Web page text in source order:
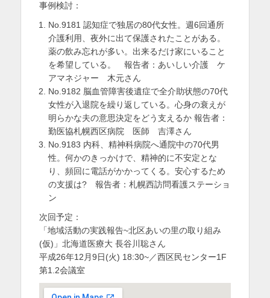
事例検討：
No.9181 認知症で独居の80代女性。週6回通所
介護利用、夜外に出て保護されたことがある。
薬の飲み忘れが多い。出来るだけ家にいること
を希望している。 報告者：あいしい介護 ケ
アマネジャー 木元さん
No.9182 脳血管障害後遺症で全介助状態の70代
女性が入退院を繰り返している。心身の衰えが
明らかな夫の意思決定をどう支えるか 報告者：
勤医協札幌西区病院 医師 吉澤さん
No.9183 内科、精神科病院へ通院中の70代男
性。何かのきっかけで、精神的に不安定とな
り、頻回に電話がかかってくる。安心するため
の支援は? 報告者：札幌西訪問看護ステーショ
ン
次回予定：
「地域活動の実践報告~北区あいの里の取り組み
(仮)」北海道医療大 長谷川聡さん
平成26年12月9日(火) 18:30~／西区民センター1F
第1.2会議室